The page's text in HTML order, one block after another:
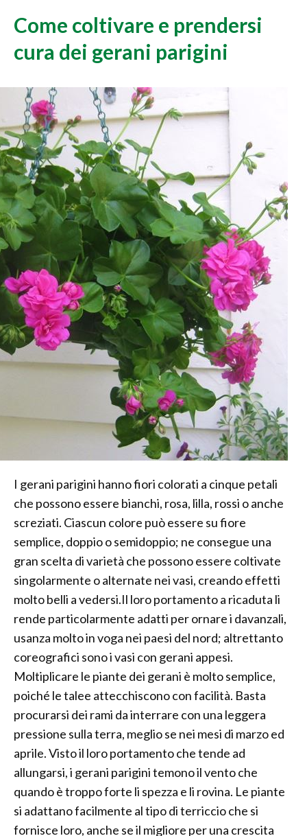
Come coltivare e prendersi
cura dei gerani parigini
I gerani parigini hanno fiori colorati a cinque petali
che possono essere bianchi, rosa, lilla, rossi o anche
screziati. Ciascun colore può essere su fiore
semplice, doppio o semidoppio; ne consegue una
gran scelta di varietà che possono essere coltivate
singolarmente o alternate nei vasi, creando effetti
molto belli a vedersi.Il loro portamento a ricaduta li
rende particolarmente adatti per ornare i davanzali,
usanza molto in voga nei paesi del nord; altrettanto
coreografici sono i vasi con gerani appesi.
Moltiplicare le piante dei gerani è molto semplice,
poiché le talee attecchiscono con facilità. Basta
procurarsi dei rami da interrare con una leggera
pressione sulla terra, meglio se nei mesi di marzo ed
aprile. Visto il loro portamento che tende ad
allungarsi, i gerani parigini temono il vento che
quando è troppo forte li spezza e li rovina. Le piante
si adattano facilmente al tipo di terriccio che si
fornisce loro, anche se il migliore per una crescita